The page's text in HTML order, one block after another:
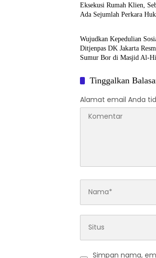
Eksekusi Rumah Klien,
Ada Sejumlah Perkara
Berita
Wujudkan Kepedulian
Ditjenpas DK Jakarta
Sumur Bor di Masjid Al-
Tinggalkan
Alamat email Anda
Simpan nama,